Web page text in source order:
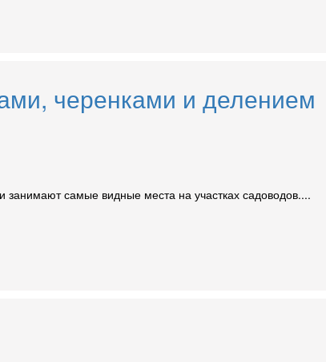
черенками и делением
занимают самые видные места на участках садоводов....